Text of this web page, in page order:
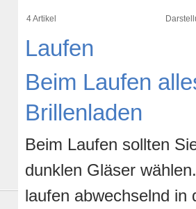
4 Artikel
Laufen
Beim Laufen
Brillenladen
Beim Laufen sollten
dunklen Gläser
laufen abwechselnd in